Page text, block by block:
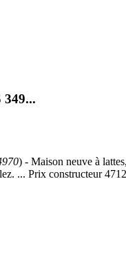
) - Maison neuve à
... Prix constructeur